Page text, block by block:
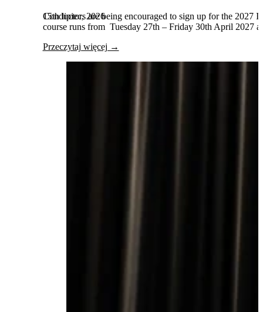
15th lipiec, 2026
Conductors are being encouraged to sign up for the 2027
course runs from Tuesday 27th – Friday 30th April 2027
Przeczytaj więcej →